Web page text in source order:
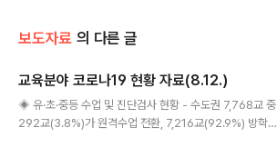
보도자료 의 다른 글
교육분야 코로나19 현황 자료(8.12.)
◈ 유·초·중등 수업 및 진단검사 현황 - 수도권 7,768교 중
292교(3.8%)가 원격수업 전환, 7,216교(92.9%) 방학